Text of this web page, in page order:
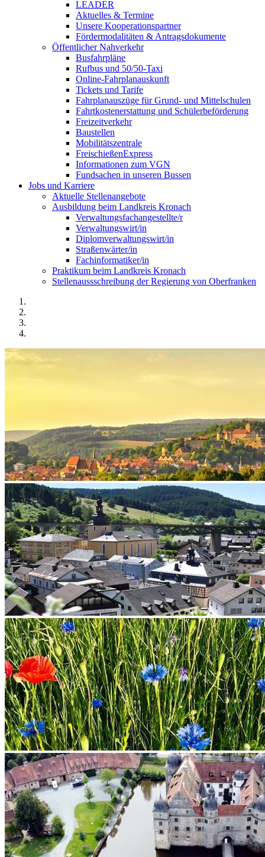
LEADER
Aktuelles & Termine
Unsere Kooperationspartner
Fördermodalitäten & Antragsdokumente
Öffentlicher Nahverkehr
Busfahrpläne
Rufbus und 50/50-Taxi
Online-Fahrplanauskunft
Tickets und Tarife
Fahrplanauszüge für Grund- und Mittelschulen
Fahrtkostenerstattung und Schülerbeförderung
Freizeitverkehr
Baustellen
Mobilitätszentrale
FreischießenExpress
Informationen zum VGN
Fundsachen in unseren Bussen
Jobs und Karriere
Aktuelle Stellenangebote
Ausbildung beim Landkreis Kronach
Verwaltungsfachangestellte/r
Verwaltungswirt/in
Diplomverwaltungswirt/in
Straßenwärter/in
Fachinformatiker/in
Praktikum beim Landkreis Kronach
Stellenaussschreibung der Regierung von Oberfranken